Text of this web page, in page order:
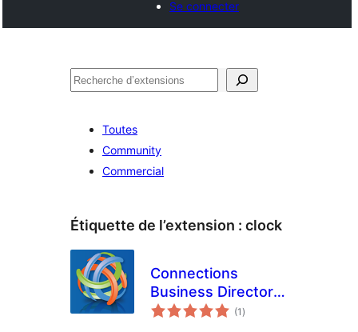
Se connecter
Rechercher
Toutes
Community
Commercial
Étiquette de l’extension : clock
Connections
Business Directory
Local Time
(1 notes
en
)